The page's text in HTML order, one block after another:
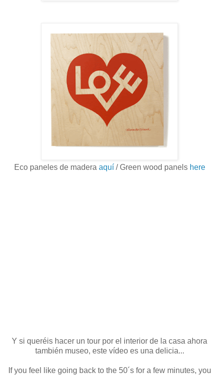
Eco paneles de madera aquí/ Green wood panelshere
Y si queréis hacer un tour por el interior de la casa ahora
también museo, este vídeo es una delicia...
If you feel like going back to the 50´s for a few minutes, you